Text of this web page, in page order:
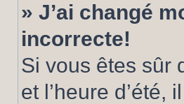
» J’ai changé
incorrecte!
Si vous êtes sûr
et l’heure d’été,